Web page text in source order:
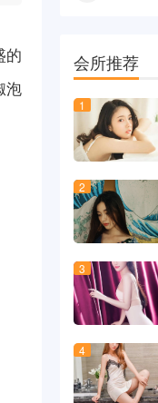
的
泡
会所推荐
1
2
3
4